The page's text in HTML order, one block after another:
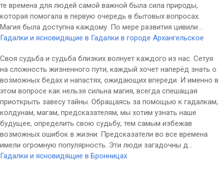
те времена для людей самой важной была сила природы,
которая помогала в первую очередь в бытовых вопросах.
Магия была доступна каждому. По мере развития цивили...
Гадалки и ясновидящие в Гадалки в городе Архангельское
Своя судьба и судьба близких волнует каждого из нас. Сетуя
на сложность жизненного пути, каждый хочет наперёд знать о
возможных бедах и напастях, ожидающих впереди. И именно в
этом вопросе как нельзя сильна магия, всегда спешащая
приоткрыть завесу тайны. Обращаясь за помощью к гадалкам,
колдунам, магам, предсказателям, мы хотим узнать наше
будущее, определить свою судьбу, тем самым избежав
возможных ошибок в жизни. Предсказатели во все времена
имели огромную популярность. Эти люди загадочны д...
Гадалки и ясновидящие в Бронницах